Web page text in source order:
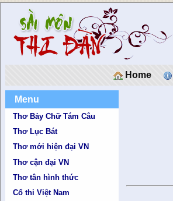
Home
Menu
Thơ Bảy Chữ Tám Câu
Thơ Lục Bát
Thơ mới hiện đại VN
Thơ cận đại VN
Thơ tân hình thức
Cổ thi Việt Nam